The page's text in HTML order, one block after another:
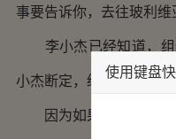
事要告诉你，去往玻利
李小杰已经知道，组
小杰断定，绝对是赵、宁
因为如果他顺利登上飞
使用键盘